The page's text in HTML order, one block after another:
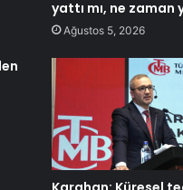
yattı mı, ne zaman
Ağustos 5, 2026